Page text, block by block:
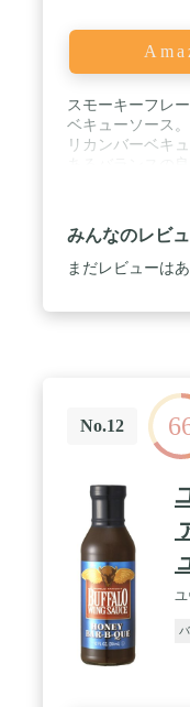
スモーキーフレ
ベキューソース
リカンバーベキ
のスパイスに日
甘みの強いデー
牛肉、豚肉、鶏
みんなのレビ
まだレビューは
No.12
ユ